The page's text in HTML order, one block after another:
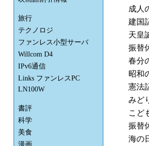
成人
建国
天皇
振替
春分
昭和
憲法
みど
こど
振替
海の
旅行
テクノロジ
ファンレス小型サーバ
Willcom D4
IPv6通信
Links ファンレスPC
LN100W
書評
科学
美食
漫画